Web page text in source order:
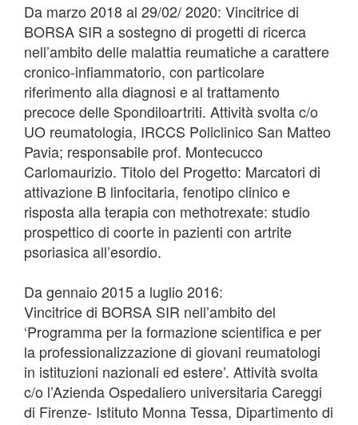
Da marzo 2018 al 29/02/ 2020: Vincitrice di
BORSA SIR a sostegno di progetti di ricerca
nell’ambito delle malattia reumatiche a carattere
cronico-infiammatorio, con particolare
riferimento alla diagnosi e al trattamento
precoce delle Spondiloartriti. Attività svolta c/o
UO reumatologia, IRCCS Policlinico San Matteo
Pavia; responsabile prof. Montecucco
Carlomaurizio. Titolo del Progetto: Marcatori di
attivazione B linfocitaria, fenotipo clinico e
risposta alla terapia con methotrexate: studio
prospettico di coorte in pazienti con artrite
psoriasica all’esordio.
Da gennaio 2015 a luglio 2016:
Vincitrice di BORSA SIR nell’ambito del
‘Programma per la formazione scientifica e per
la professionalizzazione di giovani reumatologi
in istituzioni nazionali ed estere’. Attività svolta
c/o l’Azienda Ospedaliero universitaria Careggi
di Firenze- Istituto Monna Tessa, Dipartimento di